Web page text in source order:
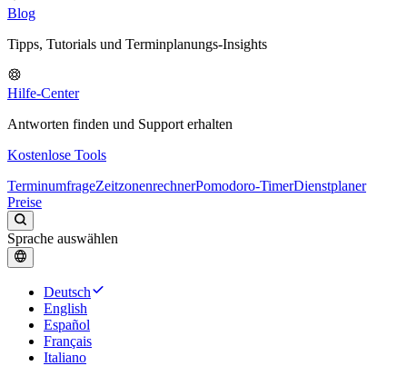
Blog
Tipps, Tutorials und Terminplanungs-Insights
Hilfe-Center
Antworten finden und Support erhalten
Kostenlose Tools
TerminumfrageZeitzonenrechnerPomodoro-TimerDienstplaner
Preise
Sprache auswählen
Deutsch
English
Español
Français
Italiano